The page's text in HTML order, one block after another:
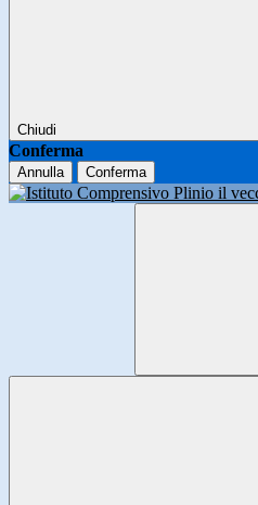
Chiudi
Conferma
Annulla Conferma